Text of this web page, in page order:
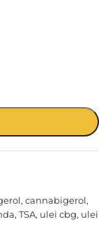
, cannabigerol,
, TSA, ulei cbg, ulei